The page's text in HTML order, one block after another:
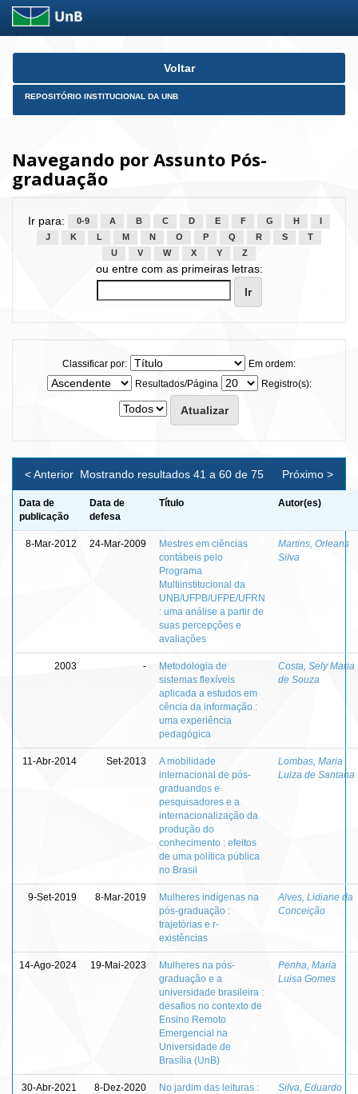
Skip
Voltar
REPOSITÓRIO INSTITUCIONAL DA UNB
Navegando por Assunto Pós-
graduação
Ir para: 0-9 A B C D E F G H
J
K L M N O P Q R S
T
U
V W X Y Z
ou entre com as primeiras letras:
Classificar por:
Em ordem:
Resultados/Página
Registro(s):
Mostrando resultados 41 a 60 de 75
< Anterior Próximo >
Data de
publicação
Data de
defesa
Título Autor(es)
8-Mar-2012 24-Mar-2009
Mestres em ciências
contábeis pelo
Programa
Multiinstitucional da
UNB/UFPB/UFPE/UFRN
: uma análise a partir de
suas percepções e
avaliações
Martins, Orleans
Silva
2003 -
Metodologia de
sistemas flexíveis
aplicada a estudos em
cência da informação :
uma experiência
pedagógica
Costa, Sely Maria
de Souza
11-Abr-2014 Set-2013
A mobilidade
internacional de pós-
graduandos e
pesquisadores e a
internacionalização da
produção do
conhecimento : efeitos
de uma política pública
no Brasil
Lombas, Maria
Luiza de Santana
9-Set-2019 8-Mar-2019
Mulheres indígenas na
pós-graduação :
trajetórias e r-
existências
Alves, Lidiane da
Conceição
14-Ago-2024 19-Mai-2023
Mulheres na pós-
graduação e a
universidade brasileira :
desafios no contexto de
Ensino Remoto
Emergencial na
Universidade de
Brasília (UnB)
Penha, Maria
Luisa Gomes
30-Abr-2021 8-Dez-2020
No jardim das leituras :
Silva, Eduardo